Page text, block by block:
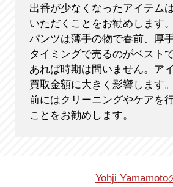
出番が少なくなったアイテム
いただくことをお勧めします。
パンツは薄手の物で春前、厚
タイミングで売るのがベスト
あれば時期は問いません。ア
買取金額に大きく影響します
前にはクリーニングやケアを
ことをお勧めします。
Yohji Yamamoto